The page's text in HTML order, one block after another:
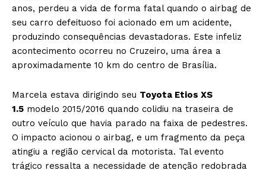
anos, perdeu a vida de forma fatal quando o airbag de
seu carro defeituoso foi acionado em um acidente,
produzindo consequências devastadoras. Este infeliz
acontecimento ocorreu no Cruzeiro, uma área a
aproximadamente 10 km do centro de Brasília.
Marcela estava dirigindo seu Toyota Etios XS
1.5 modelo 2015/2016 quando colidiu na traseira de
outro veículo que havia parado na faixa de pedestres.
O impacto acionou o airbag, e um fragmento da peça
atingiu a região cervical da motorista. Tal evento
trágico ressalta a necessidade de atenção redobrada